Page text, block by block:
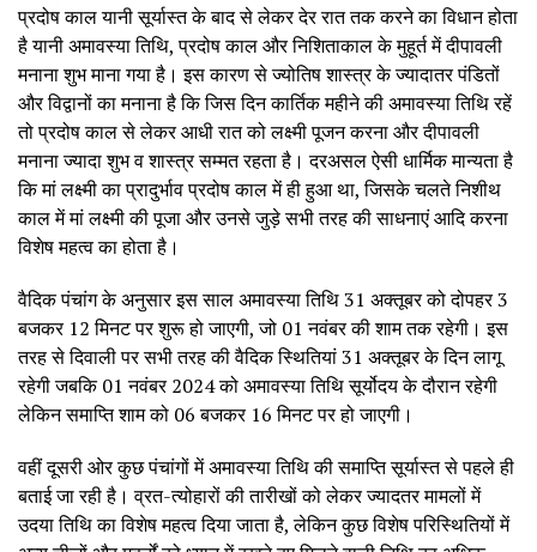
प्रदोष काल यानी सूर्यास्त के बाद से लेकर देर रात तक करने का विधान होता
है यानी अमावस्या तिथि, प्रदोष काल और निशिताकाल के मुहूर्त में दीपावली
मनाना शुभ माना गया है। इस कारण से ज्योतिष शास्त्र के ज्यादातर पंडितों
और विद्वानों का मनाना है कि जिस दिन कार्तिक महीने की अमावस्या तिथि रहें
तो प्रदोष काल से लेकर आधी रात को लक्ष्मी पूजन करना और दीपावली
मनाना ज्यादा शुभ व शास्त्र सम्मत रहता है। दरअसल ऐसी धार्मिक मान्यता है
कि मां लक्ष्मी का प्रादुर्भाव प्रदोष काल में ही हुआ था, जिसके चलते निशीथ
काल में मां लक्ष्मी की पूजा और उनसे जुड़े सभी तरह की साधनाएं आदि करना
विशेष महत्व का होता है।
वैदिक पंचांग के अनुसार इस साल अमावस्या तिथि 31 अक्तूबर को दोपहर 3
बजकर 12 मिनट पर शुरू हो जाएगी, जो 01 नवंबर की शाम तक रहेगी। इस
तरह से दिवाली पर सभी तरह की वैदिक स्थितियां 31 अक्तूबर के दिन लागू
रहेगी जबकि 01 नवंबर 2024 को अमावस्या तिथि सूर्योदय के दौरान रहेगी
लेकिन समाप्ति शाम को 06 बजकर 16 मिनट पर हो जाएगी।
वहीं दूसरी ओर कुछ पंचांगों में अमावस्या तिथि की समाप्ति सूर्यास्त से पहले ही
बताई जा रही है। व्रत-त्योहारों की तारीखों को लेकर ज्यादतर मामलों में
उदया तिथि का विशेष महत्व दिया जाता है, लेकिन कुछ विशेष परिस्थितियों में